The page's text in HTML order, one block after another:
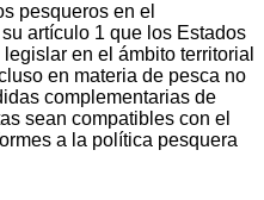
pesqueros en el
artículo 1 que los Estados
en el ámbito territorial
en materia de pesca no
complementarias de
sean compatibles con el
a la política pesquera